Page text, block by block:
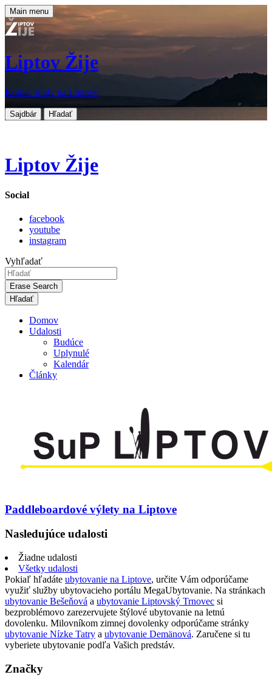
Main menu
Liptov Žije
Koniec nudy na Liptove
Sajdbár Hľadať
Liptov Žije
Social
facebook
youtube
instagram
Vyhľadať
Erase Search
Domov
Udalosti
Budúce
Uplynulé
Kalendár
Články
Paddleboardové výlety na Liptove
Nasledujúce udalosti
Žiadne udalosti
Všetky udalosti
Pokiaľ hľadáte ubytovanie na Liptove, určite Vám odporúčame
využiť služby ubytovacieho portálu MegaUbytovanie. Na stránkach
ubytovanie Bešeňová a ubytovanie Liptovský Trnovec si
bezproblémovo zarezervujete štýlové ubytovanie na letnú
dovolenku. Milovníkom zimnej dovolenky odporúčame stránky
ubytovanie Nízke Tatry a ubytovanie Demänová. Zaručene si tu
vyberiete ubytovanie podľa Vašich predstáv.
Značky